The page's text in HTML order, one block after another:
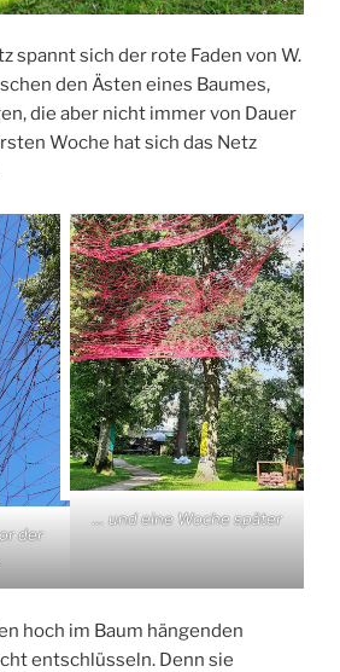
spannt sich der rote Faden von W.
den Ästen eines Baumes,
die aber nicht immer von Dauer
Woche hat sich das Netz
der
… und eine Woche später
hoch im Baum hängenden
entschlüsseln. Denn sie